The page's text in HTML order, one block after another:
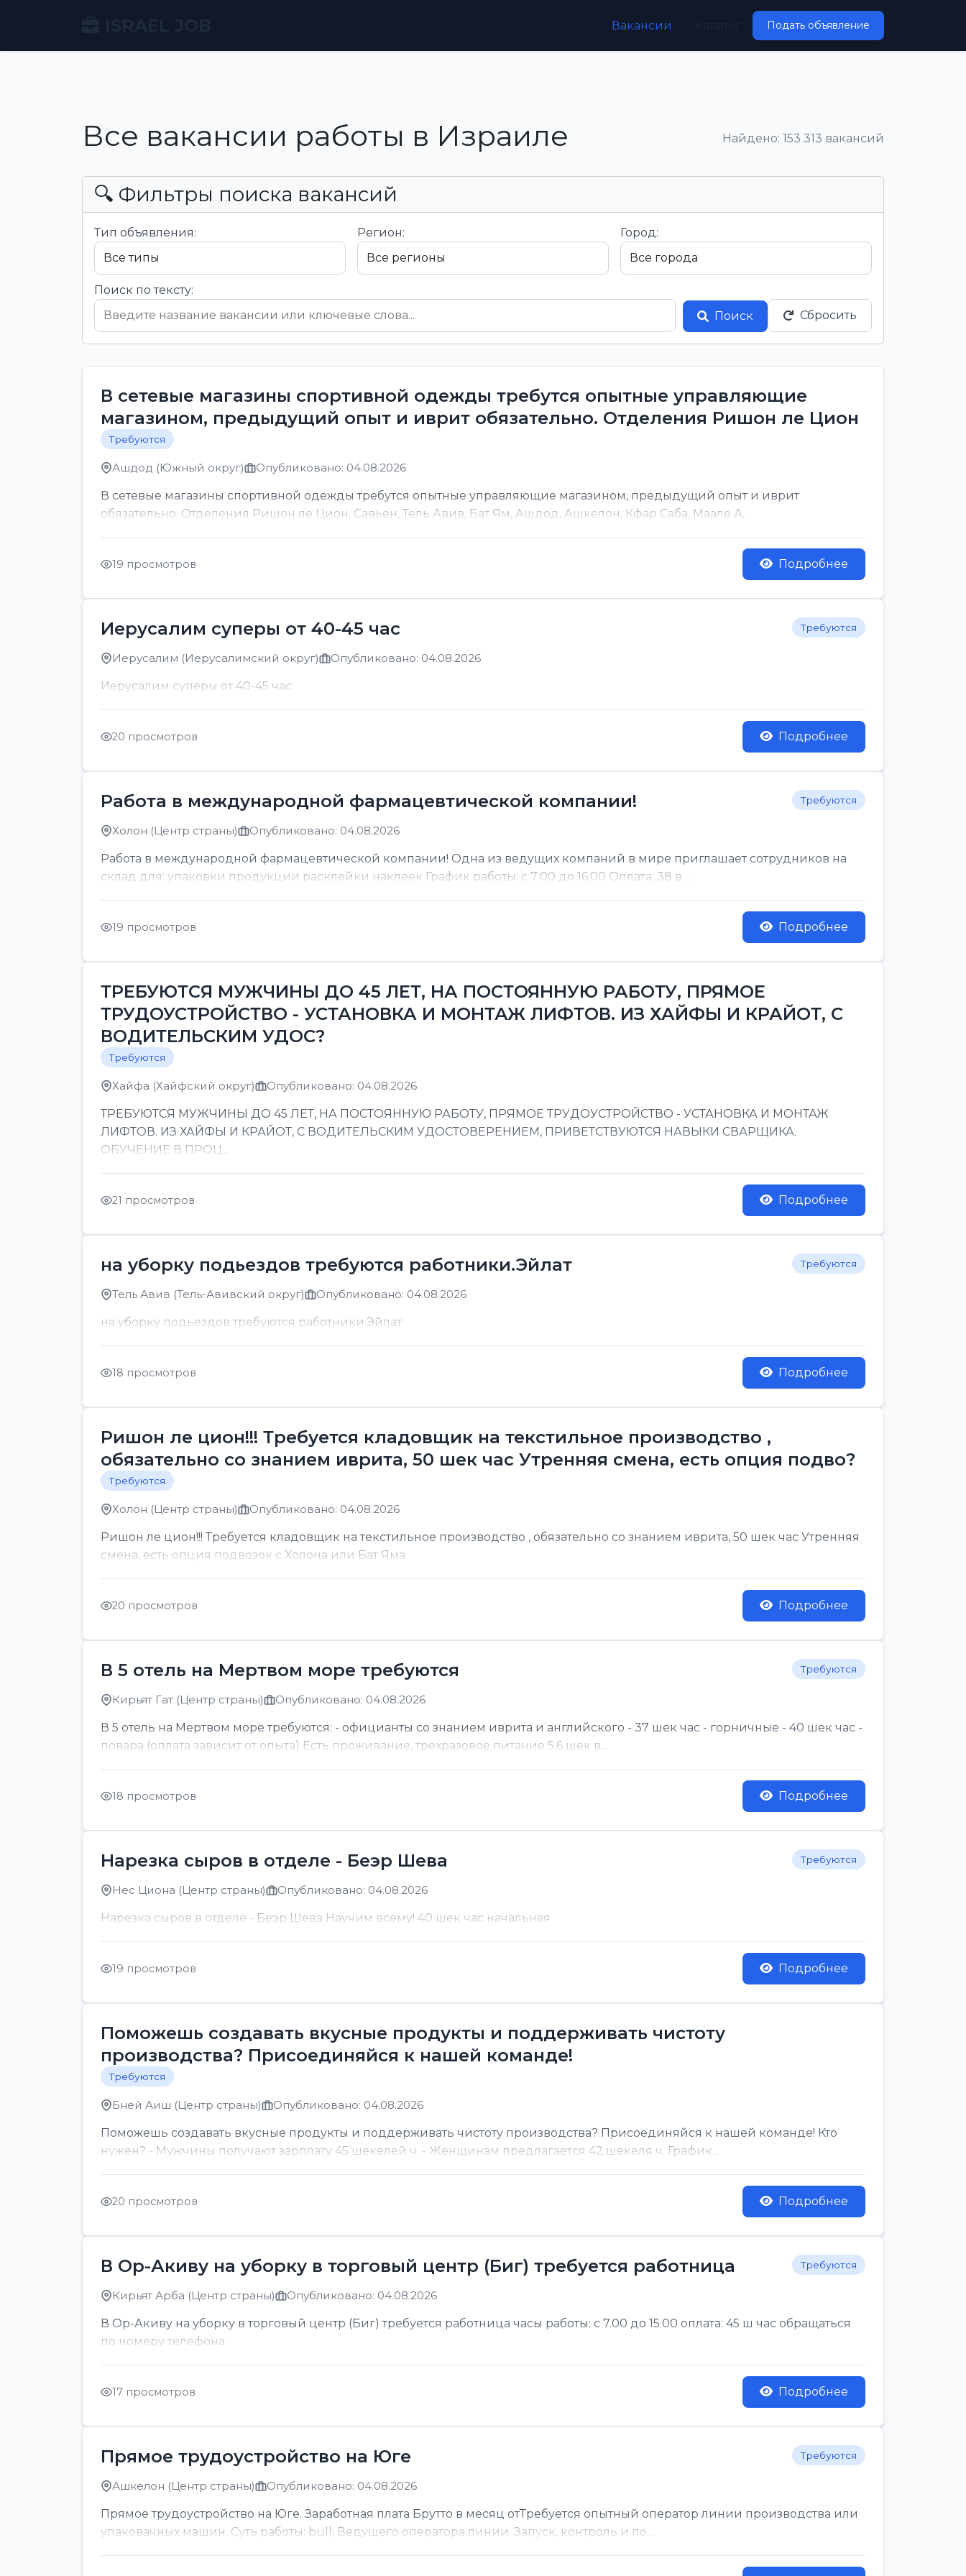
Вакансии Подать объявление
Все вакансии работы в Израиле Найдено: 153 313 вакансий
🔍 Фильтры поиска вакансий
Тип объявления: Регион: Город:
Поиск по тексту:
Поиск
Сбросить
В сетевые магазины спортивной одежды требутся опытные управляющие
магазином, предыдущий опыт и иврит обязательно. Отделения Ришон ле Цион
Требуются
Ашдод (Южный округ) Опубликовано: 04.08.2026
В сетевые магазины спортивной одежды требутся опытные управляющие магазином, предыдущий опыт и иврит
обязательно. Отделения Ришон ле Цион, Савьен, Тель Авив, Бат Ям, Ашдод, Ашкелон, Кфар Саба, Маале А...
19 просмотров Подробнее
Иерусалим суперы от 40-45 час Требуются
Иерусалим (Иерусалимский округ) Опубликовано: 04.08.2026
Иерусалим суперы от 40-45 час
20 просмотров Подробнее
Работа в международной фармацевтической компании! Требуются
Холон (Центр страны) Опубликовано: 04.08.2026
Работа в международной фармацевтической компании! Одна из ведущих компаний в мире приглашает сотрудников на
склад для: упаковки продукции расклейки наклеек График работы: с 7:00 до 16:00 Оплата: 38 в ...
19 просмотров Подробнее
ТРЕБУЮТСЯ МУЖЧИНЫ ДО 45 ЛЕТ, НА ПОСТОЯННУЮ РАБОТУ, ПРЯМОЕ
ТРУДОУСТРОЙСТВО - УСТАНОВКА И МОНТАЖ ЛИФТОВ. ИЗ ХАЙФЫ И КРАЙОТ, С
ВОДИТЕЛЬСКИМ УДОС?
Требуются
Хайфа (Хайфский округ) Опубликовано: 04.08.2026
ТРЕБУЮТСЯ МУЖЧИНЫ ДО 45 ЛЕТ, НА ПОСТОЯННУЮ РАБОТУ, ПРЯМОЕ ТРУДОУСТРОЙСТВО - УСТАНОВКА И МОНТАЖ
ЛИФТОВ. ИЗ ХАЙФЫ И КРАЙОТ, С ВОДИТЕЛЬСКИМ УДОСТОВЕРЕНИЕМ, ПРИВЕТСТВУЮТСЯ НАВЫКИ СВАРЩИКА.
ОБУЧЕНИЕ В ПРОЦ...
21 просмотров Подробнее
на уборку подьездов требуются работники.Эйлат Требуются
Тель Авив (Тель-Авивский округ) Опубликовано: 04.08.2026
на уборку подьездов требуются работники.Эйлат
18 просмотров Подробнее
Ришон ле цион!!! Требуется кладовщик на текстильное производство ,
обязательно со знанием иврита, 50 шек час Утренняя смена, есть опция подво?
Требуются
Холон (Центр страны) Опубликовано: 04.08.2026
Ришон ле цион!!! Требуется кладовщик на текстильное производство , обязательно со знанием иврита, 50 шек час Утренняя
смена, есть опция подвозок с Холона или Бат Яма
20 просмотров Подробнее
В 5 отель на Мертвом море требуются Требуются
Кирьят Гат (Центр страны) Опубликовано: 04.08.2026
В 5 отель на Мертвом море требуются: - официанты со знанием иврита и английского - 37 шек час - горничные - 40 шек час -
повара (оплата зависит от опыта) Есть проживание, трёхразовое питание 5.6 шек в...
18 просмотров Подробнее
Нарезка сыров в отделе - Беэр Шева Требуются
Нес Циона (Центр страны) Опубликовано: 04.08.2026
Нарезка сыров в отделе - Беэр Шева Научим всему! 40 шек час начальная
19 просмотров Подробнее
Поможешь создавать вкусные продукты и поддерживать чистоту
производства? Присоединяйся к нашей команде!
Требуются
Бней Аиш (Центр страны) Опубликовано: 04.08.2026
Поможешь создавать вкусные продукты и поддерживать чистоту производства? Присоединяйся к нашей команде! Кто
нужен? - Мужчины получают зарплату 45 шекелей ч. - Женщинам предлагается 42 шекеля ч. График...
20 просмотров Подробнее
В Ор-Акиву на уборку в торговый центр (Биг) требуется работница Требуются
Кирьят Арба (Центр страны) Опубликовано: 04.08.2026
В Ор-Акиву на уборку в торговый центр (Биг) требуется работница часы работы: с 7.00 до 15.00 оплата: 45 ш час обращаться
по номеру телефона
17 просмотров Подробнее
Прямое трудоустройство на Юге Требуются
Ашкелон (Центр страны) Опубликовано: 04.08.2026
Прямое трудоустройство на Юге. Заработная плата Брутто в месяц отТребуется опытный оператор линии производства или
упаковачных машин. Суть работы: bull; Ведущего оператора линии. Запуск, контроль и по...